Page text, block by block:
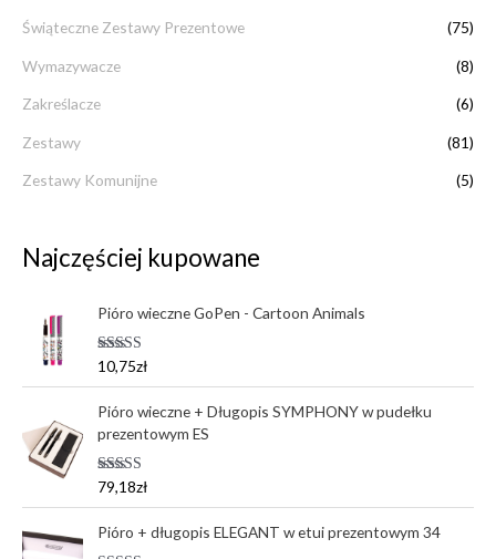
Świąteczne Zestawy Prezentowe (75)
Wymazywacze (8)
Zakreślacze (6)
Zestawy (81)
Zestawy Komunijne (5)
Najczęściej kupowane
Pióro wieczne GoPen - Cartoon Animals
Oceniono
5.00
10,75zł
Pióro wieczne + Długopis SYMPHONY w pudełku
prezentowym ES
Oceniono
5.00
79,18zł
Pióro + długopis ELEGANT w etui prezentowym 34